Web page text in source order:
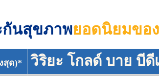
กันสุขภาพยอดนิยมขอ
สุด)* วิริยะ โกลด์ บาย บีดี